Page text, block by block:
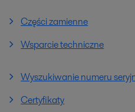
Części zamienne
Wsparcie techniczne
Wyszukiwanie numeru
Certyfikaty